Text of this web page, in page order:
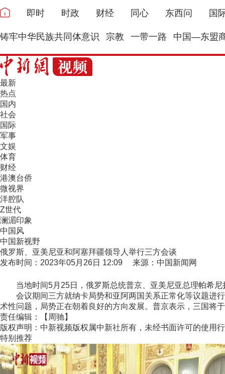
即时 时政 财经 同心 东西问 国
铸牢中华民族共同体意识 宗教 一带一路 中国—东盟
最新
热点
国内
社会
国际
军事
文娱
体育
财经
港澳台侨
微视界
洋腔队
Z世代
澜湄印象
中国风
中国新视野
俄罗斯、亚美尼亚和阿塞拜疆领导人举行三方会谈
发布时间：2023年05月26日 12:09 来源：中国新闻网
当地时间5月25日，俄罗斯总统普京、亚美尼亚总理帕希尼
会议期间三方就纳卡局势和亚阿两国关系正常化等议题进行
术性问题，局势正在朝着良好的方向发展。普京表示，三国将
责任编辑：【周驰】
版权声明：中新视频版权属中新社所有，未经书面许可的使用
特别推荐